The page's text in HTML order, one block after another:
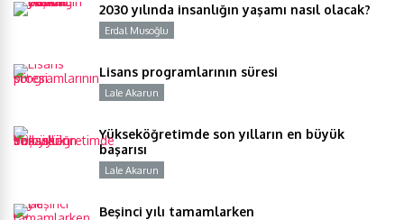
2030 yılında insanlığın yaşamı nasıl olacak?
Erdal Musoğlu
Lisans programlarının süresi
Lale Akarun
Yükseköğretimde son yılların en büyük
başarısı
Lale Akarun
Beşinci yılı tamamlarken